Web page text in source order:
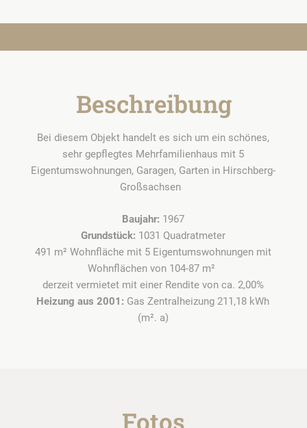
Beschreibung
Bei diesem Objekt handelt es sich um ein schönes,
sehr gepflegtes Mehrfamilienhaus mit 5
Eigentumswohnungen, Garagen, Garten in Hirschberg-
Großsachsen
Baujahr: 1967
Grundstück: 1031 Quadratmeter
491 m² Wohnfläche mit 5 Eigentumswohnungen mit
Wohnflächen von 104-87 m²
derzeit vermietet mit einer Rendite von ca. 2,00%
Heizung aus 2001: Gas Zentralheizung 211,18 kWh
(m². a)
Fotos